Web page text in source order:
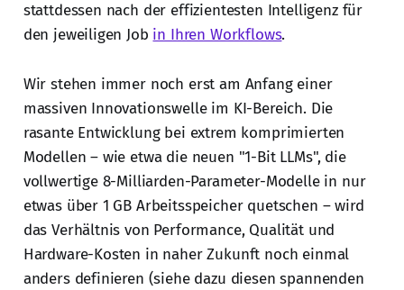
stattdessen nach der effizientesten Intelligenz für
den jeweiligen Job in Ihren Workflows.
Wir stehen immer noch erst am Anfang einer
massiven Innovationswelle im KI-Bereich. Die
rasante Entwicklung bei extrem komprimierten
Modellen – wie etwa die neuen "1-Bit LLMs", die
vollwertige 8-Milliarden-Parameter-Modelle in nur
etwas über 1 GB Arbeitsspeicher quetschen – wird
das Verhältnis von Performance, Qualität und
Hardware-Kosten in naher Zukunft noch einmal
anders definieren (siehe dazu diesen spannenden